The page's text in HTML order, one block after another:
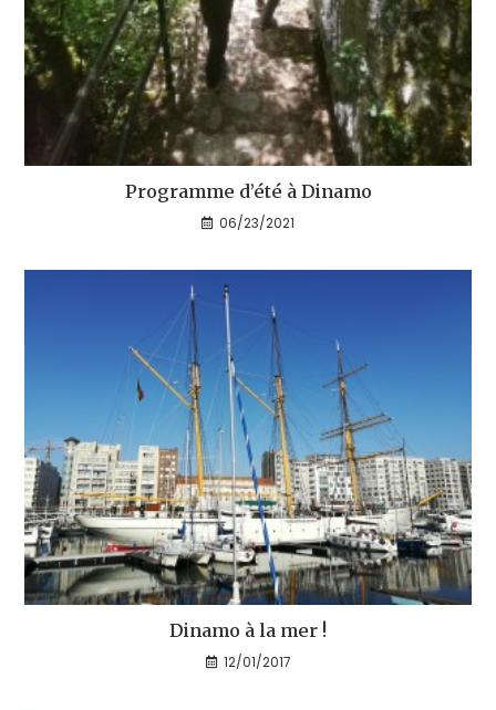
Programme d’été à Dinamo
06/23/2021
Dinamo à la mer !
12/01/2017